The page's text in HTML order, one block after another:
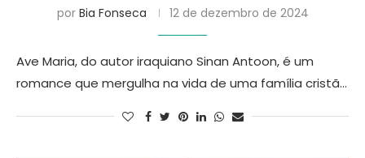
por Bia Fonseca 12 de dezembro de 2024
Ave Maria, do autor iraquiano Sinan Antoon, é um
romance que mergulha na vida de uma família cristã…